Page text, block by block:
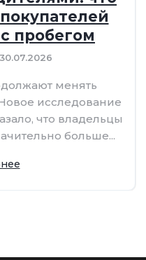
пробегом
30.07.2026
менять
исследование
что владельцы
больше...